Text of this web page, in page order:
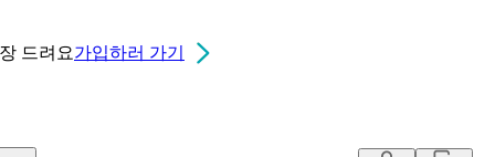
드려요가입하러 가기